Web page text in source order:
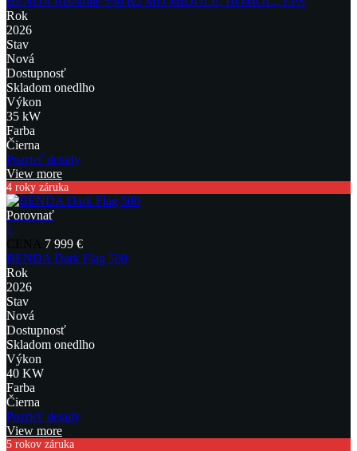
Rok
2026
Stav
Nová
Dostupnosť
Skladom onedlho
Výkon
35 kW
Farba
Čierna
Pozrieť detaily
View more
4 roky záruka
Porovnať
1
7 999 €
BENDA Dark Flag 500
Rok
2026
Stav
Nová
Dostupnosť
Skladom onedlho
Výkon
40 KW
Farba
Čierna
Pozrieť detaily
View more
5 rokov záruka